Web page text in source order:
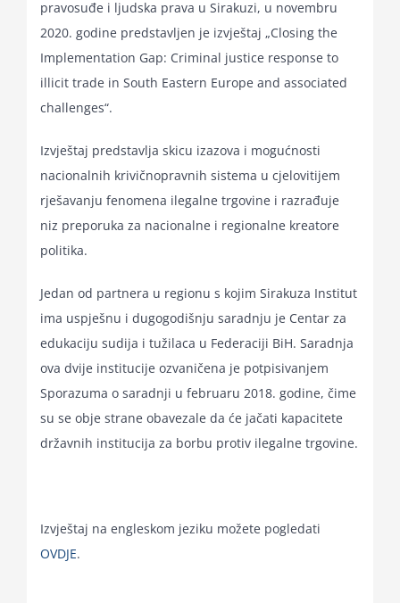
Kontakt
Search
pravosuđe i ljudska prava u Sirakuzi, u novembru
2020. godine predstavljen je izvještaj „Closing the
Implementation Gap: Criminal justice response to
illicit trade in South Eastern Europe and associated
challenges“.
Izvještaj predstavlja skicu izazova i mogućnosti
nacionalnih krivičnopravnih sistema u cjelovitijem
rješavanju fenomena ilegalne trgovine i razrađuje
niz preporuka za nacionalne i regionalne kreatore
politika.
Jedan od partnera u regionu s kojim Sirakuza Institut
ima uspješnu i dugogodišnju saradnju je Centar za
edukaciju sudija i tužilaca u Federaciji BiH. Saradnja
ova dvije institucije ozvaničena je potpisivanjem
Sporazuma o saradnji u februaru 2018. godine, čime
su se obje strane obavezale da će jačati kapacitete
državnih institucija za borbu protiv ilegalne trgovine.
Izvještaj na engleskom jeziku možete pogledati
OVDJE.